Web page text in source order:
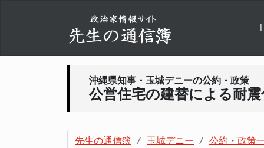
沖縄県知事・玉城デニーの公約・政策
公営住宅の建替による耐
先生の通信簿 玉城デニー 公約・政策